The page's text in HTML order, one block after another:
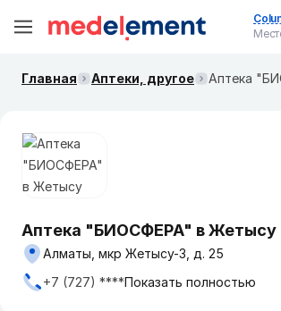
Главная Аптеки, другое
Аптека "БИОСФЕРА" в Жетысу
Алматы, мкр Жетысу-3, д. 25
+7 (727) ****Показать полностью